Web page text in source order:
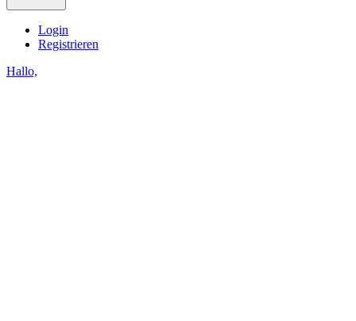
Login
Registrieren
Hallo,